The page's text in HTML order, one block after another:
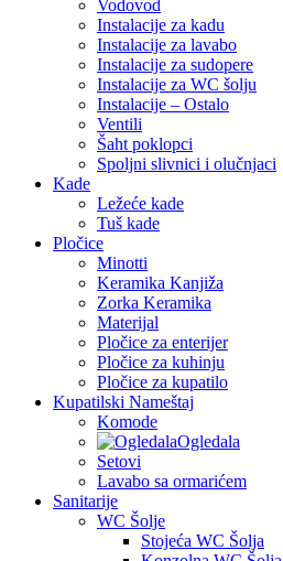
Vodovod
Instalacije za kadu
Instalacije za lavabo
Instalacije za sudopere
Instalacije za WC šolju
Instalacije – Ostalo
Ventili
Šaht poklopci
Spoljni slivnici i olučnjaci
Kade
Ležeće kade
Tuš kade
Pločice
Minotti
Keramika Kanjiža
Zorka Keramika
Materijal
Pločice za enterijer
Pločice za kuhinju
Pločice za kupatilo
Kupatilski Nameštaj
Komode
Ogledala
Setovi
Lavabo sa ormarićem
Sanitarije
WC Šolje
Stojeća WC Šolja